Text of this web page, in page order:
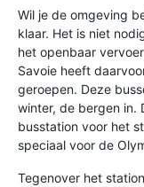
Wil je de omgeving
klaar. Het is niet
het openbaar
Savoie heeft
geroepen. Deze
winter, de bergen in.
busstation voor het
speciaal voor de
Tegenover het